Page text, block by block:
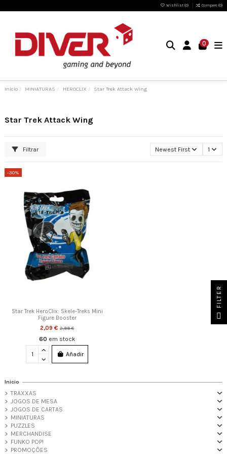
Wishlist (0) Compare (0)
0
Inicio MINIATURAS HEROCLIX Star Trek Attack Wing
Star Trek Attack Wing
Filtrar Newest First 1
-30%
Star Trek HeroClix: Skele-Treks Mini
Figure Booster
2,09 €2,99 €
60 em stock
Añadir
Inicio
TRAXXAS
JOGOS DE MESA
JOGOS DE CARTAS
MINIATURAS
PUZZLES
MERCHANDISE
FUNKO POP!
PROMOÇÕES
FILTER